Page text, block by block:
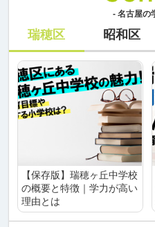
- 名古屋の
瑞穂区 昭和区
【保存版】瑞穂ヶ丘中学校
の概要と特徴｜学力が高い
理由とは